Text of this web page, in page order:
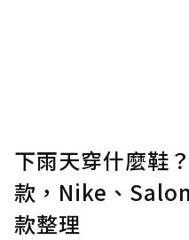
下雨天穿什麼鞋
款，Nike、
款整理